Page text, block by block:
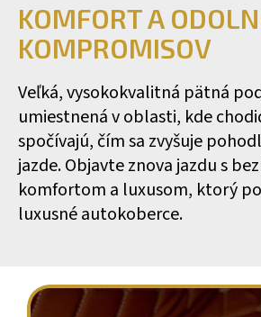
KOMFORT A
KOMPROMISOV
Veľká, vysokokvalitná pätná
umiestnená v oblasti, kde
spočívajú, čím sa zvyšuje
jazde. Objavte znova jazdu s
komfortom a luxusom, ktorý
luxusné autokoberce.